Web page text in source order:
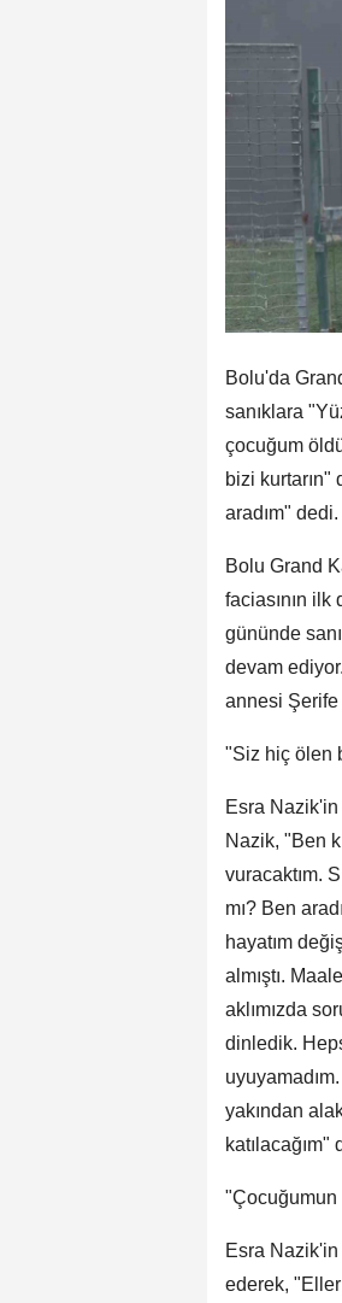
Bolu'da
sanıklara
çocuğum
bizi kurtarın"
aradım" dedi.
Bolu Grand
faciasının ilk
gününde
devam
annesi Şerife
"Siz hiç ölen
Esra Nazik'in
Nazik, "Ben
vuracaktım.
mı? Ben
hayatım
almıştı.
aklımızda
dinledik.
yakından
katılacağım"
"Çocuğumun
Esra
ederek,